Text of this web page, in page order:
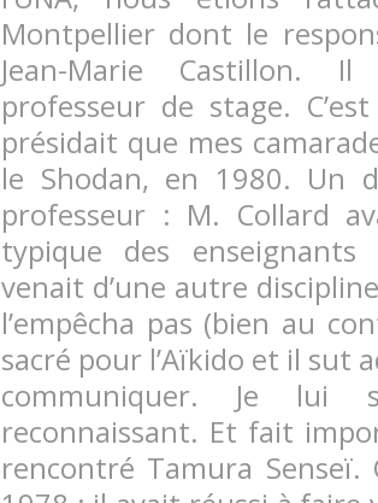
Montpellier dont le
Jean-Marie Castillon.
professeur de stage.
présidait que mes
le Shodan, en 1980. Un
professeur : M. Collard
typique des
venait d’une autre
l’empêcha pas (bien au
sacré pour l’Aïkido et il sut
communiquer. Je lui
reconnaissant. Et fait
rencontré Tamura Senseï.